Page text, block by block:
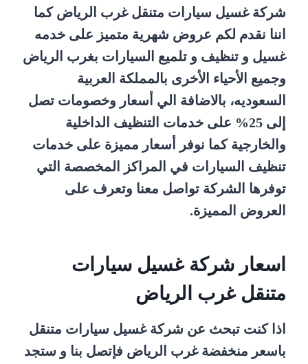
شركة غسيل سيارات متنقل غرب الرياض كما
اننا نقدم لكم عروض شهرية متميز على خدمه
غسيل و تنظيف و تلميع السيارات بغرب الرياض
وجميع الأحياء الأخرى بالمملكة العربية
السعوديه، بالاضافة الي أسعار وخصومات تصل
إلى 25% على خدمات التنظيف الداخلية
والخارجية كما نوفر أسعار مميزة على خدمات
تنظيف السيارات في المراكز المخصصة التي
توفرها الشركة تواصل معنا وتعرف على
العروض المميزة.
اسعار شركة غسيل سيارات
متنقل غرب الرياض
اذا كنت تبحث عن شركة غسيل سيارات متنقل
باسعر منخفضة غرب الرياض فإتصل بنا و ستجد